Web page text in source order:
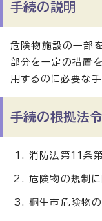
手続の説明
危険物施設の一部
部分を一定の措置
用するのに必要な手
手続の根拠法令
消防法第11条
危険物の規制
桐生市危険物